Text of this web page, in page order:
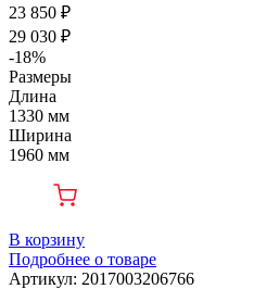
23 850 ₽
29 030 ₽
-18%
Размеры
Длина
1330 мм
Ширина
1960 мм
В корзину
Подробнее о товаре
Артикул: 2017003206766